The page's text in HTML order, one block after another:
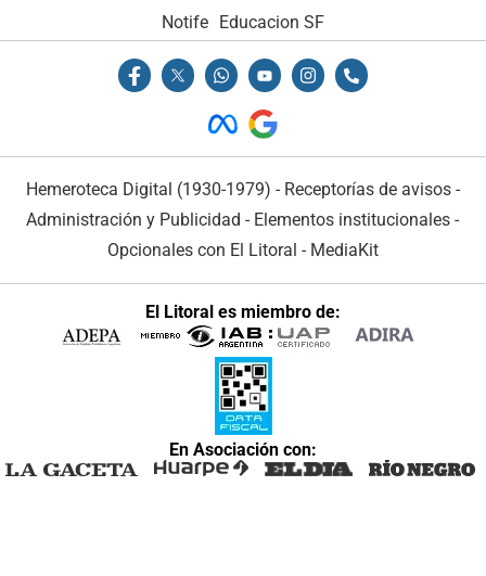
Notife
Educacion SF
Hemeroteca Digital (1930-1979) - Receptorías de avisos -
Administración y Publicidad - Elementos institucionales -
Opcionales con El Litoral - MediaKit
El Litoral es miembro de:
En Asociación con: